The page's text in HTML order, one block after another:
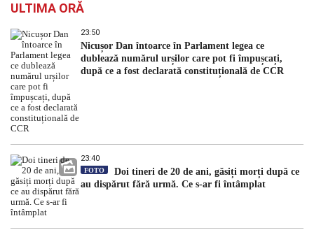
ULTIMA ORĂ
23:50
Nicușor Dan întoarce în Parlament legea ce
dublează numărul urșilor care pot fi împușcați,
după ce a fost declarată constituțională de CCR
23:40
FOTO
Doi tineri de 20 de ani, găsiți morți după ce
au dispărut fără urmă. Ce s-ar fi întâmplat